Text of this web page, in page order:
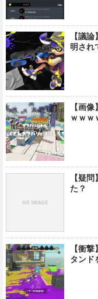
【議
明され
【画
ｗｗｗ
【疑
た？
【衝
タンド